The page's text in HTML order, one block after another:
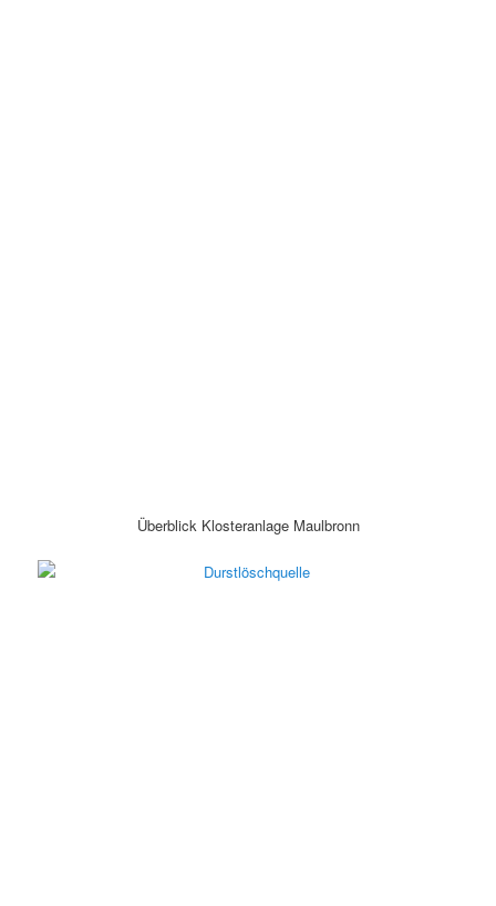
Überblick Klosteranlage Maulbronn